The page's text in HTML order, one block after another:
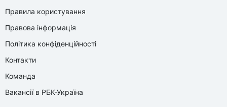
Правила користування
Правова інформація
Політика конфіденційності
Контакти
Команда
Вакансії в РБК-Україна